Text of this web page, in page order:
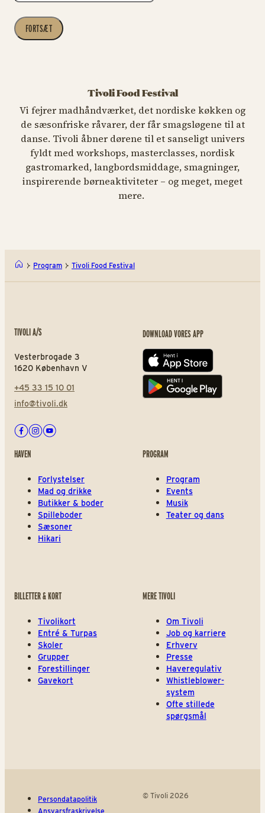
FORTSÆT
Tivoli Food Festival
Vi fejrer madhåndværket, det nordiske køkken og
de sæsonfriske råvarer, der får smagsløgene til at
danse. Tivoli åbner dørene til et sanseligt univers
fyldt med workshops, masterclasses, nordisk
gastromarked, langbordsmiddage, smagninger,
inspirerende børneaktiviteter – og meget, meget
mere.
Program Tivoli Food Festival
TIVOLI A/S
Vesterbrogade 3
1620 København V
+45 33 15 10 01
info@tivoli.dk
Facebook
Instagram
Youtube
DOWNLOAD VORES APP
App store
Play store
HAVEN
Forlystelser
Mad og drikke
Butikker & boder
Spilleboder
Sæsoner
Hikari
PROGRAM
Program
Events
Musik
Teater og dans
BILLETTER & KORT
Tivolikort
Entré & Turpas
Skoler
Grupper
Forestillinger
Gavekort
MERE TIVOLI
Om Tivoli
Job og karriere
Erhverv
Presse
Haveregulativ
Whistleblower-
system
Ofte stillede
spørgsmål
Persondatapolitik
Ansvarsfraskrivelse
© Tivoli 2026